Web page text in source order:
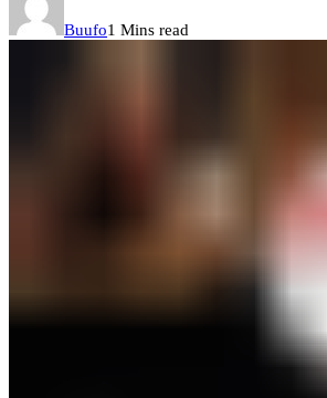
Buufo1 Mins read